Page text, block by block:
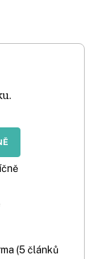
(5 článků